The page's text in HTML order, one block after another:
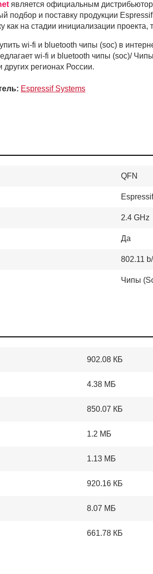
является официальным
подбор и поставку продукции
как на стадии инициализации проекта,
wi-fi и bluetooth чипы (soc) в
wi-fi и bluetooth чипы (soc)/
других регионах России.
Espressif Systems
QFN
Espressif
2.4 GHz
Да
802.11
Чипы
902.08 КБ
4.38 МБ
850.07 КБ
1.2 МБ
1.13 МБ
920.16 КБ
8.07 МБ
661.78 КБ